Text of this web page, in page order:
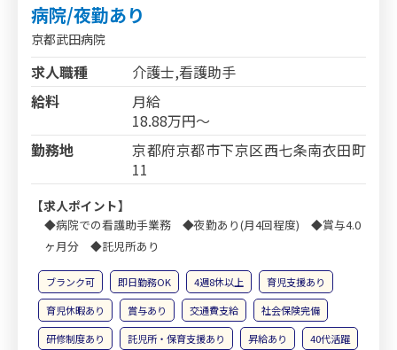
病院/夜勤あり
京都武田病院
求人職種
介護士,看護助手
給料
月給
18.88万円～
勤務地
京都府京都市下京区西七条南衣田町
11
【求人ポイント】
◆病院での看護助手業務 ◆夜勤あり(月4回程度) ◆賞与4.0
ヶ月分 ◆託児所あり
ブランク可 即日勤務OK 4週8休以上
育児支援あり
育児休暇あり
賞与あり 交通費支給
社会保険完備
研修制度あり
託児所・保育支援あり 昇給あり 40代活躍